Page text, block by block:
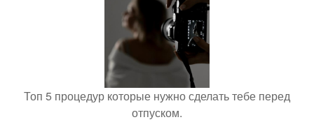
Топ 5 процедур которые нужно сделать тебе перед
отпуском.